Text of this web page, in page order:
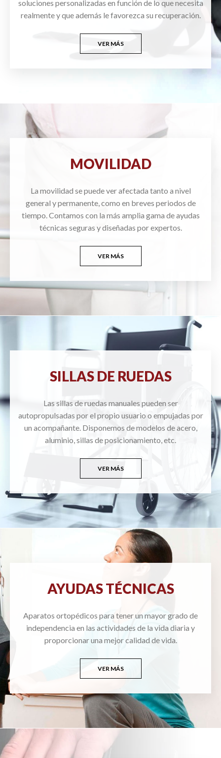
soluciones personalizadas en función de lo que necesita
realmente y que además le favorezca su recuperación.
VER MÁS
MOVILIDAD
La movilidad se puede ver afectada tanto a nivel
general y permanente, como en breves periodos de
tiempo. Contamos con la más amplia gama de ayudas
técnicas seguras y diseñadas por expertos.
VER MÁS
SILLAS DE RUEDAS
Las sillas de ruedas manuales pueden ser
autopropulsadas por el propio usuario o empujadas por
un acompañante. Disponemos de modelos de acero,
aluminio, sillas de posicionamiento, etc.
VER MÁS
AYUDAS TÉCNICAS
Aparatos ortopédicos para tener un mayor grado de
independencia en las actividades de la vida diaria y
proporcionar una mejor calidad de vida.
VER MÁS